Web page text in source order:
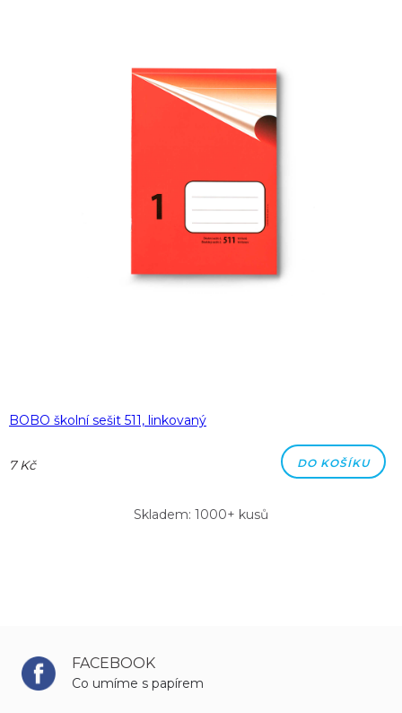
BOBO školní sešit 511, linkovaný
7 Kč DO KOŠÍKU
Skladem: 1000+ kusů
FACEBOOK
Co umíme s papírem